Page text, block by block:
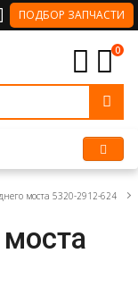
ПОДБОР ЗАПЧАСТИ
0
моста 5320-2912-624